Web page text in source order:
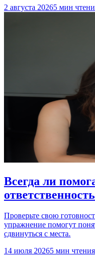
2 августа 20265 мин
Всегда ли
Проверьте свою
упражнение помогут
сдвинуться с места.
14 июля 20265 мин чтения